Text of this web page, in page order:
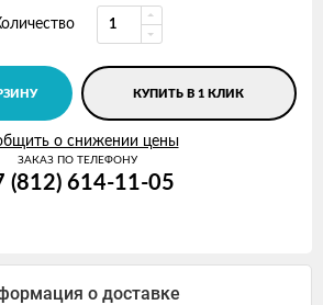
КУПИТЬ В 1 КЛИК
о снижении цены
ЗАКАЗ ПО ТЕЛЕФОНУ
(812) 614-11-05
о доставке